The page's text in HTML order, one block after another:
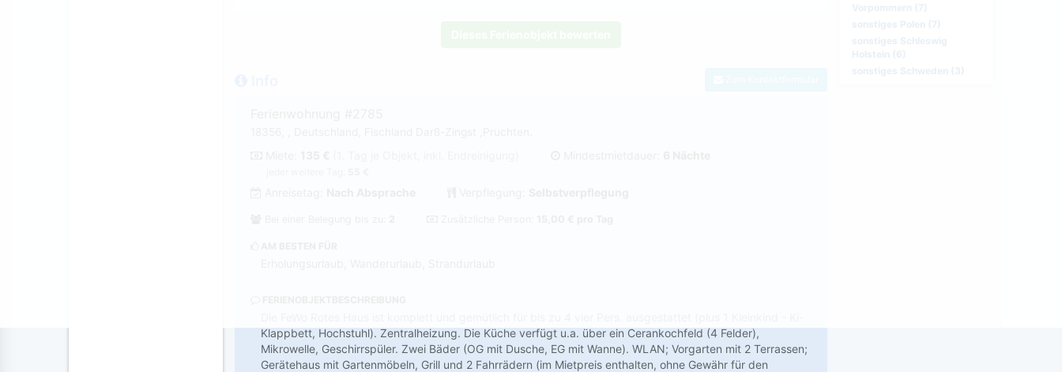
Klappbett, Hochstuhl). Zentralheizung. Die Küche verfügt u.a. über ein Cerankochfeld (4 Felder),
Mikrowelle, Geschirrspüler. Zwei Bäder (OG mit Dusche, EG mit Wanne). WLAN; Vorgarten mit 2 Terrassen;
Gerätehaus mit Gartenmöbeln, Grill und 2 Fahrrädern (im Mietpreis enthalten, ohne Gewähr für den